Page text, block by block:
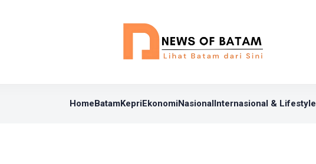
HomeBatamKepriEkonomiNasionalInternasional & Lifestyle